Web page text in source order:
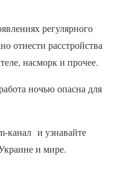
регулярного
отнести расстройства
насморк и прочее.
ночью опасна для
канал и узнавайте
и мире.